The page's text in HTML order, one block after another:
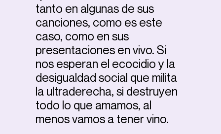
tanto en algunas de sus
canciones, como es este
caso, como en sus
presentaciones en vivo. Si
nos esperan el ecocidio y la
desigualdad social que milita
la ultraderecha, si destruyen
todo lo que amamos, al
menos vamos a tener vino.